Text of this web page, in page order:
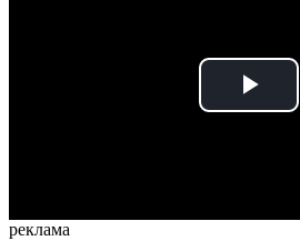
Play
реклама